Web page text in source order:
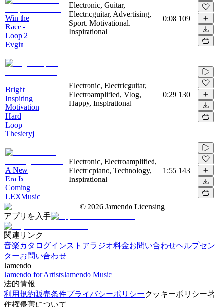
Win the
Race -
Loop 2
Evgin
Electronic, Guitar,
Electricguitar, Advertising,
Sport, Motivational,
Inspirational
0:08 109
Bright
Inspiring
Motivation
Hard
Loop
Thesieryj
Electronic, Electricguitar,
Electroamplified, Vlog,
Happy, Inspirational
0:29 130
A New
Era Is
Coming
LEXMusic
Electronic, Electroamplified,
Electricpiano, Technology,
Inspirational
1:55 143
© 2026 Jamendo Licensing
アプリを入手
関連リンク
音楽カタログインストアラジオ料金お問い合わせヘルプセン
ターお問い合わせ
Jamendo
Jamendo for ArtistsJamendo Music
法的情報
利用規約販売条件プライバシーポリシークッキーポリシー著
作権侵害について